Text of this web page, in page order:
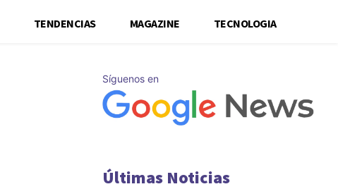
TENDENCIAS MAGAZINE TECNOLOGIA
Síguenos en
Últimas Noticias